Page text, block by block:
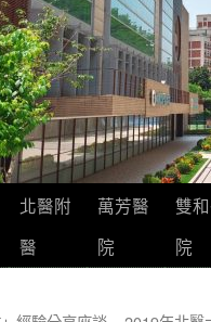
北醫附
醫
萬芳醫
院
雙
院